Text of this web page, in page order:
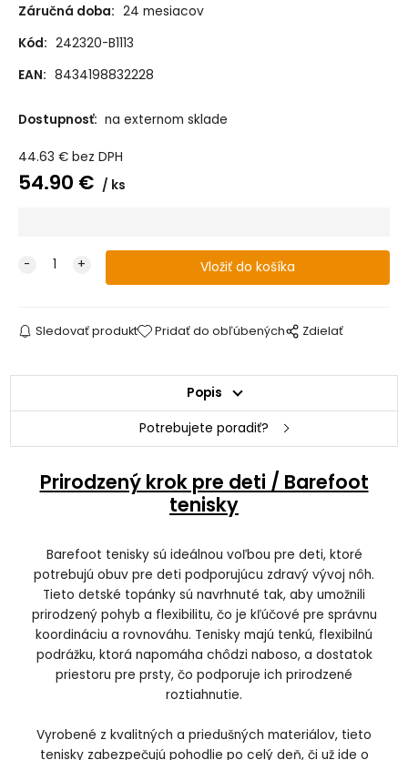
Záručná doba: 24 mesiacov
Kód: 242320-B1113
EAN: 8434198832228
Dostupnosť: na externom sklade
44.63 € bez DPH
54.90 € ks
Sledovať produkt Pridať do obľúbených Zdielať
Popis
Potrebujete poradiť?
Prirodzený krok pre deti / Barefoot
tenisky
Barefoot tenisky sú ideálnou voľbou pre deti, ktoré
potrebujú obuv pre deti podporujúcu zdravý vývoj nôh.
Tieto detské topánky sú navrhnuté tak, aby umožnili
prirodzený pohyb a flexibilitu, čo je kľúčové pre správnu
koordináciu a rovnováhu. Tenisky majú tenkú, flexibilnú
podrážku, ktorá napomáha chôdzi naboso, a dostatok
priestoru pre prsty, čo podporuje ich prirodzené
roztiahnutie.
Vyrobené z kvalitných a priedušných materiálov, tieto
tenisky zabezpečujú pohodlie po celý deň, či už ide o